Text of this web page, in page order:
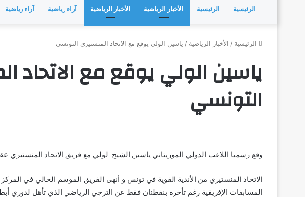
الرئيسية الرئيسية الأخبار الرياضية الأخبار الرياضية آراء رياضية آراء رياضية
الرئيسية / الأخبار الرياضية / ياسين الولي يوقع مع الاتحاد المنستيري التونسي
ياسين الولي يوقع مع الاتحاد
التونسي
وقع رسميا اللاعب الدولي الموريتاني ياسين الشيخ الولي مع فريق الاتحاد المنستيري
الاتحاد المنستيري من الأندية القوية في تونس و أنهى الفريق الموسم الحالي في
المسابقات الإفريقية رغم تأخره بنقطتان فقط عن الترجي الرياضي الذي تأهل لدوري